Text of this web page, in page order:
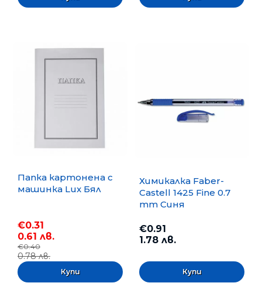
Папка картонена с
машинка Lux Бял
€0.31
0.61 лв.
€0.40
0.78 лв.
Химикалка Faber-
Castell 1425 Fine 0.7
mm Синя
€0.91
1.78 лв.